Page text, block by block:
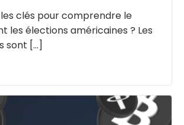
clés pour comprendre le
les élections américaines ? Les
[...]